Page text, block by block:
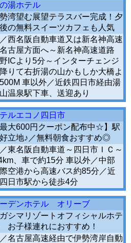
湯ホテル
湾望む展望テラスバー完成！夕
の無料スイーツカフェも人気
西名阪自動車道又は新名神高速
古屋方面へ～新名神高速道路
ICより5分～インターチェンジ
りて右折湯の山かもしか大橋よ
車以外／近鉄四日市経由湯
温泉駅下車、送迎あり
ルエコノ四日市
最大600円クーポン配布中☆】駅
立地♪／無料朝食おすすめ◎
東名阪自動車道～四日市ＩＣ～
、車で約15分 車以外／中部
空港から高速バス約85分／近
日市駅から徒歩4分
デンホテル オリーブ
シマリゾートオフィシャルホテ
お子様連れにおすすめ！
名古屋高速経由で伊勢湾岸自動